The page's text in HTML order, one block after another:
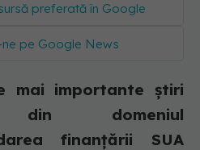
preferată în Google
ne pe Google News
mai importante știri
domeniul
finanțării SUA